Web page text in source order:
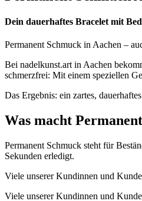
Dein dauerhaftes Bracelet mit
Permanent Schmuck in Aachen –
Bei nadelkunst.art in Aachen
schmerzfrei: Mit einem speziellen
Das Ergebnis: ein zartes,
Was macht
Permanent Schmuck steht für
Sekunden erledigt.
Viele unserer Kundinnen und
Viele unserer Kundinnen und